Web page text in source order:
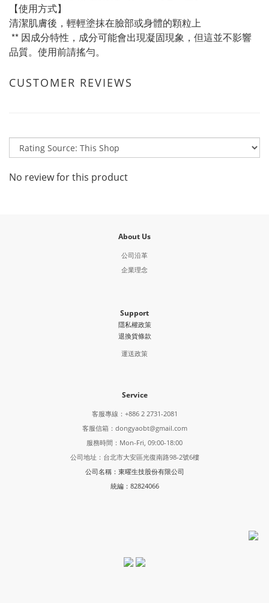
【使用方式】
清潔肌膚後，輕輕塗抹在臉部或身體的顆粒上
品質。使用前請搖勻。
CUSTOMER REVIEWS
No review for this product
About Us
公司沿革
企業理念
Support
隱私權政策
退換貨條款
運送政策
Service
客服專線：+886 2 2731-2081
客服信箱：dongyaobt@gmail.com
服務時間：Mon-Fri, 09:00-18:00
公司地址：台北市大安區光復南路98-2號6樓
公司名稱：東曜生技股份有限公司
統編：82824066